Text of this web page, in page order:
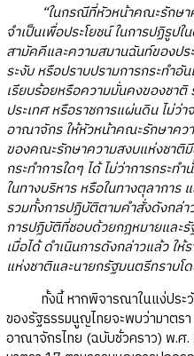
“ในกรณีที่หัวหน้าคณะรักษาค
จำเป็นเพื่อประโยชน์ ในการปฏิรูป
สามัคคีและความสมานฉันท์ของปร
ระงับ หรือปราบปรามการกระทำอั
เรียบร้อยหรือความมั่นคงของชา
ประเทศ หรือราชการแผ่นดิน ไม่ว่
อาณาจักร ให้หัวหน้าคณะรักษาคว
ของคณะรักษาความสงบแห่งชาติ
กระทำการใดๆ ได้ ไม่ว่าการกระ
ในทางบริหาร หรือในทางตุลาการ
รวมทั้งการปฏิบัติตามคำสั่งดังกล่า
การปฏิบัติที่ชอบด้วยกฎหมายและ
เมื่อได้ ดำเนินการดังกล่าวแล้ว ใ
แห่งชาติและนายกรัฐมนตรีทราบโด
ทั้งนี้ หากพิจารณาในแง่ประวั
ของรัฐธรรมนูญไทยจะพบว่ามาตร
อาณาจักรไทย (ฉบับชั่วคราว) พ.